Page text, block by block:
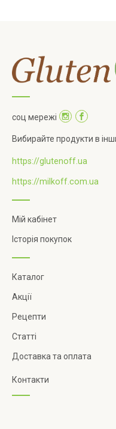
соц мережі
Вибирайте продукти в
https://glutenoff.ua
https://milkoff.com.ua
Мій кабінет
Історія покупок
Каталог
Акції
Рецепти
Статті
Доставка та оплата
Контакти